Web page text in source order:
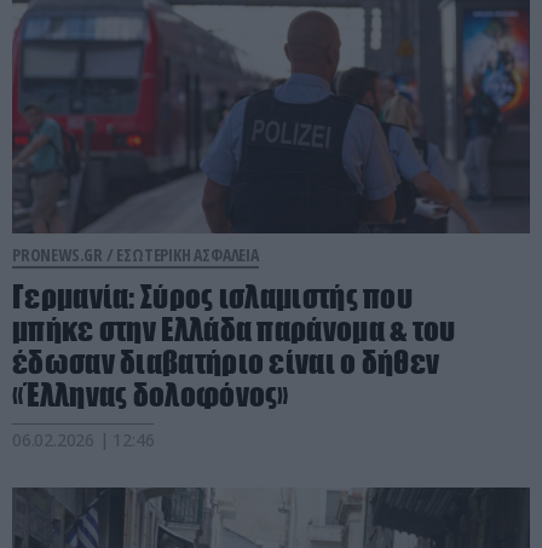
PRONEWS.GR / ΕΣΩΤΕΡΙΚΗ ΑΣΦΑΛΕΙΑ
Γερμανία: Σύρος ισλαμιστής που
μπήκε στην Ελλάδα παράνομα & του
έδωσαν διαβατήριο είναι ο δήθεν
«Έλληνας δολοφόνος»
06.02.2026 | 12:46